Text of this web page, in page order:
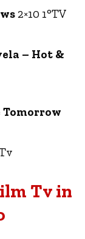
2×10 1°TV
– Hot &
Tomorrow
Tv in